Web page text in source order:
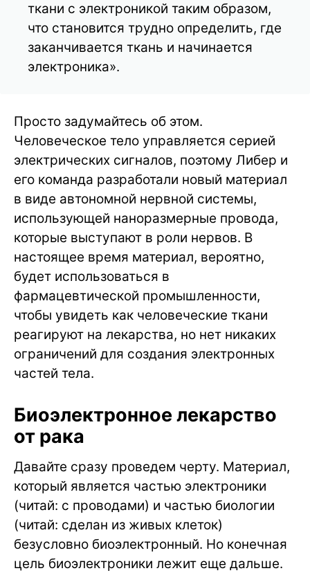
ткани с электроникой таким образом,
что становится трудно определить, где
заканчивается ткань и начинается
электроника».
Просто задумайтесь об этом.
Человеческое тело управляется серией
электрических сигналов, поэтому Либер и
его команда разработали новый материал
в виде автономной нервной системы,
использующей наноразмерные провода,
которые выступают в роли нервов. В
настоящее время материал, вероятно,
будет использоваться в
фармацевтической промышленности,
чтобы увидеть как человеческие ткани
реагируют на лекарства, но нет никаких
ограничений для создания электронных
частей тела.
Биоэлектронное лекарство
от рака
Давайте сразу проведем черту. Материал,
который является частью электроники
(читай: с проводами) и частью биологии
(читай: сделан из живых клеток)
безусловно биоэлектронный. Но конечная
цель биоэлектроники лежит еще дальше.